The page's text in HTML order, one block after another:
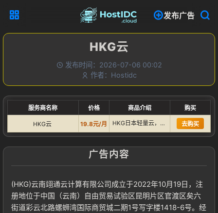
发布广告
HKG云
发布时间：2026-07-06 00:02
作者：Hostidc
服务商名称 价格 商品介绍 购买
HKG云 19.8元/月 HKG日本轻量云，线路：电信直连、联通软银、移动CMI，三网… 去购买
广告内容
(HKG)云南翊通云计算有限公司成立于2022年10月19日，注
册地位于中国（云南）自由贸易试验区昆明片区官渡区矣六
街道彩云北路螺蛳湾国际商贸城二期1号写字楼1418-6号。经